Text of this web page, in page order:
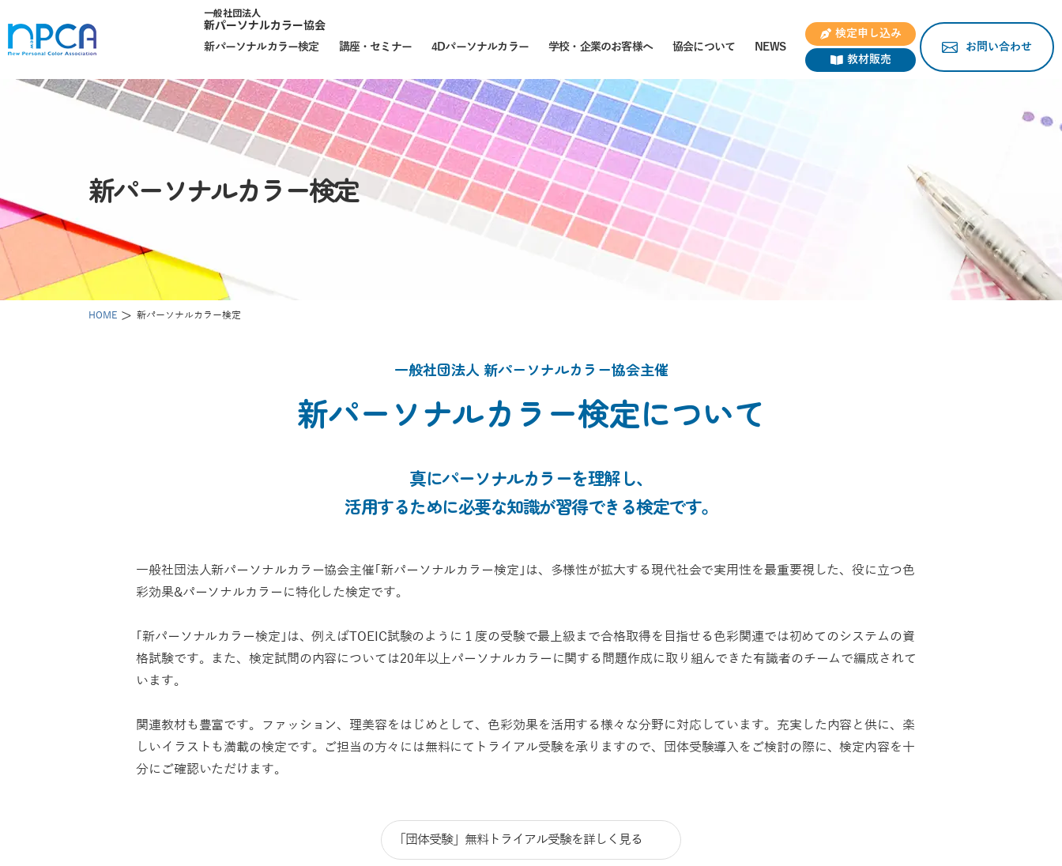
一般社団法人
新パーソナルカラー協会
新パーソナルカラー検定 講座・セミナー 4Dパーソナルカラー 学校・企業のお客様へ 協会について NEWS
検定申し込み
教材販売
お問い合わせ
新パーソナルカラー検定
HOME 新パーソナルカラー検定
一般社団法人 新パーソナルカラー協会主催
新パーソナルカラー検定について
真にパーソナルカラーを理解し、
活用するために必要な知識が習得できる検定です。
一般社団法人新パーソナルカラー協会主催｢新パーソナルカラー検定｣は、多様性が拡大する現代社会で実用性を最重要視した、役に立つ色
彩効果&パーソナルカラーに特化した検定です。
｢新パーソナルカラー検定｣は、例えばTOEIC試験のように１度の受験で最上級まで合格取得を目指せる色彩関連では初めてのシステムの資
格試験です。また、検定試問の内容については20年以上パーソナルカラーに関する問題作成に取り組んできた有識者のチームで編成されて
います。
関連教材も豊富です。ファッション、理美容をはじめとして、色彩効果を活用する様々な分野に対応しています。充実した内容と供に、楽
しいイラストも満載の検定です。ご担当の方々には無料にてトライアル受験を承りますので、団体受験導入をご検討の際に、検定内容を十
分にご確認いただけます。
「団体受験」無料トライアル受験を詳しく見る